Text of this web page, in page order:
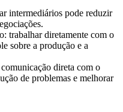
intermediários pode reduzir
trabalhar diretamente com o
sobre a produção e a
direta com o
de problemas e melhorar